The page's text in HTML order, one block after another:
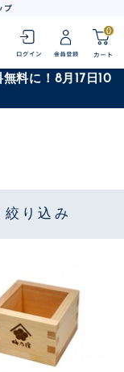
プ
0
料に！8月17日10
絞り込み